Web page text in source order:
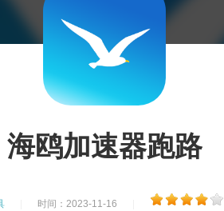
海鸥加速器跑路
时间：2023-11-16